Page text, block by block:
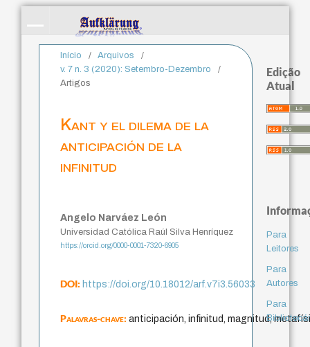
Início / Arquivos
/
v. 7 n. 3 (2020): Setembro-Dezembro
/
Artigos
Kant y el dilema de la
anticipación de la
infinitud
Angelo Narváez León
Universidad Católica Raúl Silva Henríquez
https://orcid.org/0000-0001-7320-6905
DOI:https://doi.org/10.18012/arf.v7i3.56033
Palavras-chave:anticipación, infinitud, magnitud,
Edição
Atual
Para
Leitores
Para
Autores
Para